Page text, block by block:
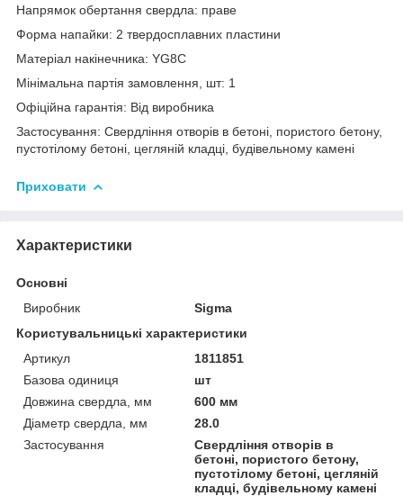
Напрямок обертання свердла: праве
Форма напайки: 2 твердосплавних пластини
Матеріал накінечника: YG8C
Мінімальна партія замовлення, шт: 1
Офіційна гарантія: Від виробника
Застосування: Свердління отворів в бетоні, пористого бетону,
пустотілому бетоні, цегляній кладці, будівельному камені
Приховати
Характеристики
Основні
Виробник
Sigma
Користувальницькі характеристики
Артикул
1811851
Базова одиниця
шт
Довжина свердла, мм
600 мм
Діаметр свердла, мм
28.0
Застосування
Свердління отворів в
бетоні, пористого бетону,
пустотілому бетоні, цегляній
кладці, будівельному камені